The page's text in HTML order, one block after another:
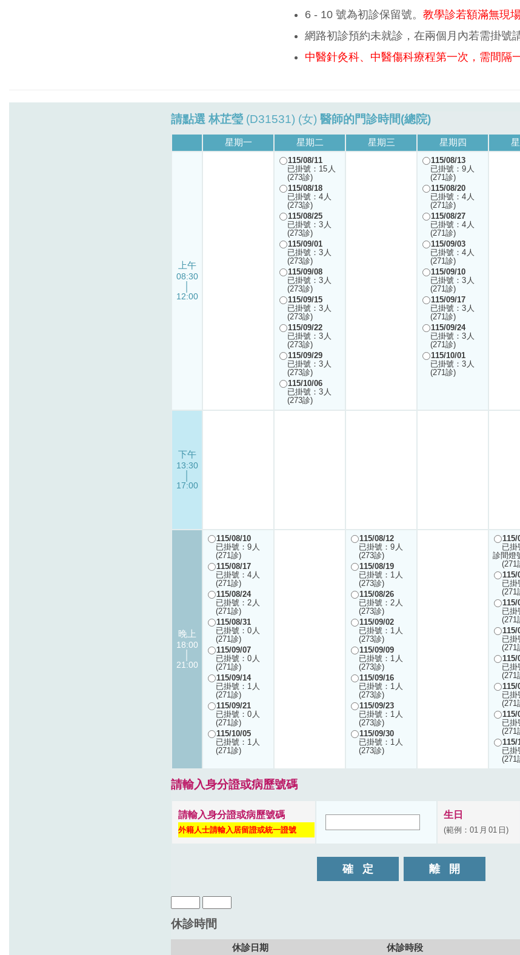
6 - 10 號為初診保留號。 教學診若額滿無現
網路初診預約未就診，在兩個月內若需掛號
中醫針灸科、中醫傷科療程第一次，需間隔